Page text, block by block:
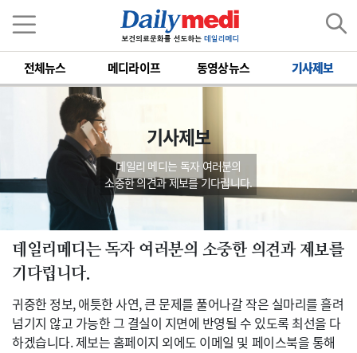
전체뉴스 메디라이프 동영상뉴스 기사제보
기사제보
데일리 메디는 독자 여러분의
소중한 의견과 제보를 기다립니다.
데일리메디는 독자 여러분의 소중한 의견과 제보를
기다립니다.
귀중한 정보, 애틋한 사연, 큰 문제를 풀어나갈 작은 실마리를 흘려
넘기지 않고 가능한 그 결실이 지면에 반영될 수 있도록 최선을 다
하겠습니다. 제보는 홈페이지 외에도 이메일 및 페이스북을 통해